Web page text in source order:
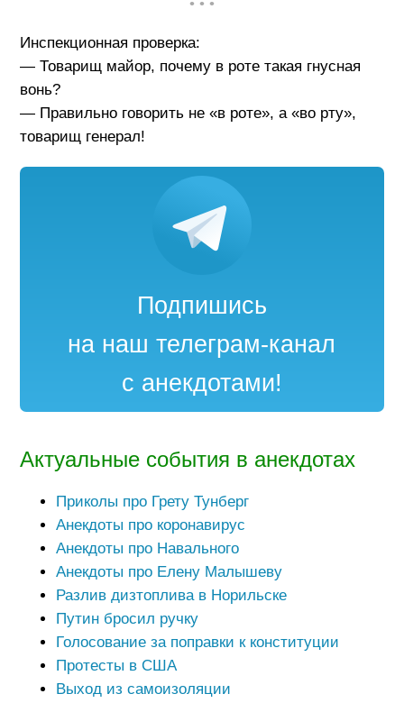
• • •
Инспекционная проверка:
— Товарищ майор, почему в роте такая гнусная
вонь?
— Правильно говорить не «в роте», а «во рту»,
товарищ генерал!
Подпишись
на наш телеграм-канал
с анекдотами!
Актуальные события в анекдотах
Приколы про Грету Тунберг
Анекдоты про коронавирус
Анекдоты про Навального
Анекдоты про Елену Малышеву
Разлив дизтоплива в Норильске
Путин бросил ручку
Голосование за поправки к конституции
Протесты в США
Выход из самоизоляции